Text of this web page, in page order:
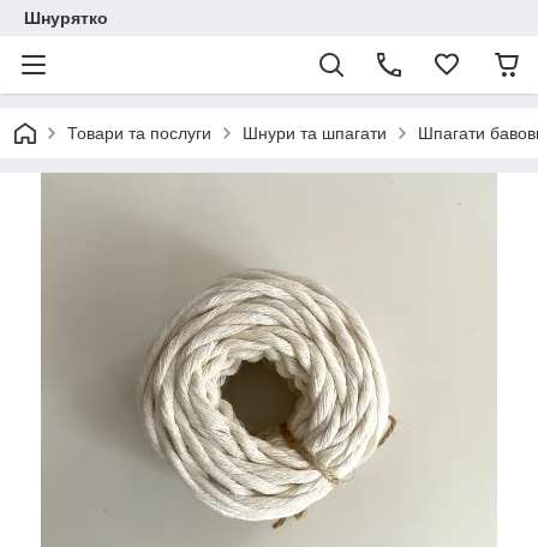
Шнурятко
Товари та послуги Шнури та шпагати Шпагати